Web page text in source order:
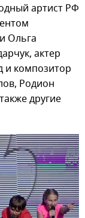
артист РФ
Ольга
актер
и композитор
Родион
другие